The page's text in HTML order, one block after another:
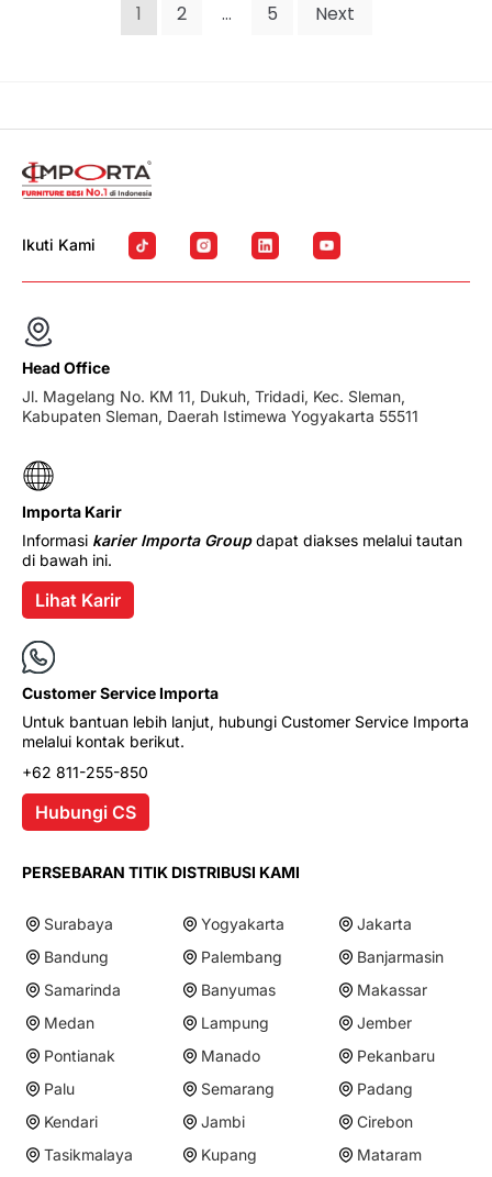
1 2 … 5 Next
Ikuti Kami
Head Office
Jl. Magelang No. KM 11, Dukuh, Tridadi, Kec. Sleman,
Kabupaten Sleman, Daerah Istimewa Yogyakarta 55511
Importa Karir
Informasi karier Importa Groupdapat diakses melalui tautan
di bawah ini.
Lihat Karir
Customer Service Importa
Untuk bantuan lebih lanjut, hubungi Customer Service Importa
melalui kontak berikut.
+62 811-255-850
Hubungi CS
PERSEBARAN TITIK DISTRIBUSI KAMI
Surabaya Yogyakarta
Jakarta
Bandung
Palembang
Banjarmasin
Samarinda
Banyumas
Makassar
Medan
Lampung
Jember
Pontianak
Manado
Pekanbaru
Palu
Semarang
Padang
Kendari
Jambi
Cirebon
Tasikmalaya
Kupang Mataram